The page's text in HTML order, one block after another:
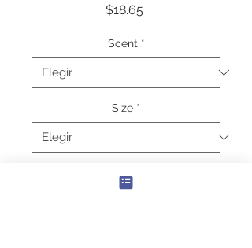
$18.65Precio
Scent *
Size *